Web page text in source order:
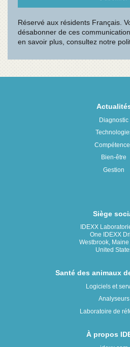
Diagnostic
Bien-être
Gestion
Siège
IDEXX
One IDEXX
Westbrook,
United
Santé des animaux
Logiciels et
Analyseurs
Laboratoire de
À propos